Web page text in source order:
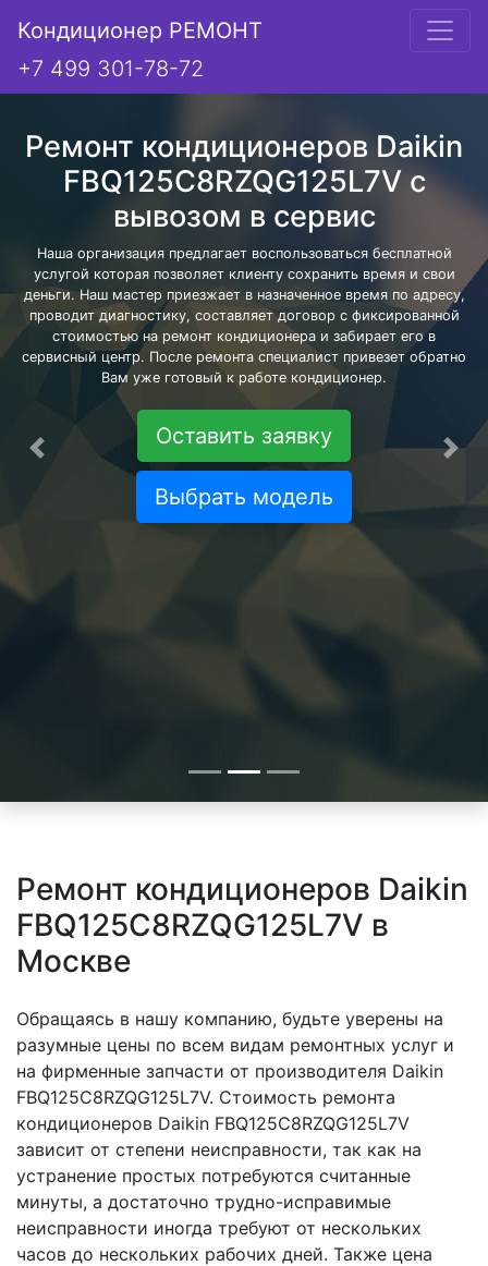
Кондиционер РЕМОНТ
+7 499 301-78-72
Ремонт кондиционеров Daikin
FBQ125C8RZQG125L7V с
вывозом в сервис
Наша организация предлагает воспользоваться бесплатной
услугой которая позволяет клиенту сохранить время и свои
деньги. Наш мастер приезжает в назначенное время по адресу,
проводит диагностику, составляет договор с фиксированной
стоимостью на ремонт кондиционера и забирает его в
сервисный центр. После ремонта специалист привезет обратно
Вам уже готовый к работе кондиционер.
Оставить заявку
Выбрать модель
Предыдущая
Ремонт кондиционеров Daikin
FBQ125C8RZQG125L7V в
Москве
Обращаясь в нашу компанию, будьте уверены на
разумные цены по всем видам ремонтных услуг и
на фирменные запчасти от производителя Daikin
FBQ125C8RZQG125L7V. Стоимость ремонта
кондиционеров Daikin FBQ125C8RZQG125L7V
зависит от степени неисправности, так как на
устранение простых потребуются считанные
минуты, а достаточно трудно-исправимые
неисправности иногда требуют от нескольких
часов до нескольких рабочих дней. Также цена